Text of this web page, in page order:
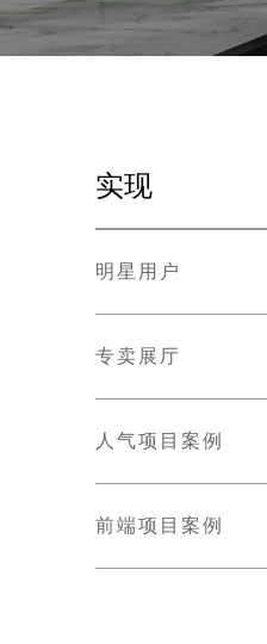
实现
明星用户
专卖展厅
人气项目案例
前端项目案例